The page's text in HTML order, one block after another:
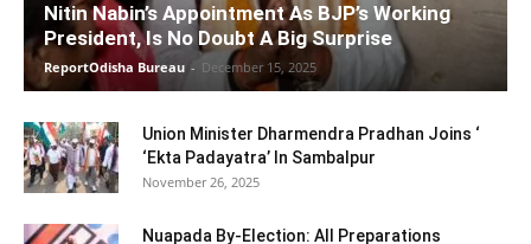
Nitin Nabin’s Appointment As BJP’s Working
President, Is No Doubt A Big Surprise
ReportOdisha Bureau - December 15, 2025
Union Minister Dharmendra Pradhan Joins ‘
‘Ekta Padayatra’ In Sambalpur
November 26, 2025
Nuapada By-Election: All Preparations